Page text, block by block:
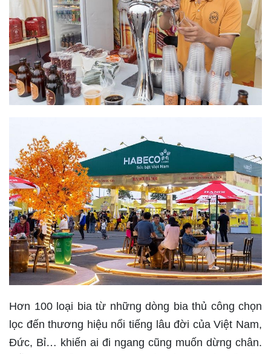
Hơn 100 loại bia từ những dòng bia thủ công chọn
lọc đến thương hiệu nổi tiếng lâu đời của Việt Nam,
Đức, Bỉ… khiến ai đi ngang cũng muốn dừng chân.